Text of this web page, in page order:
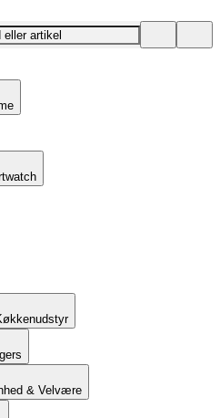
& Velvære